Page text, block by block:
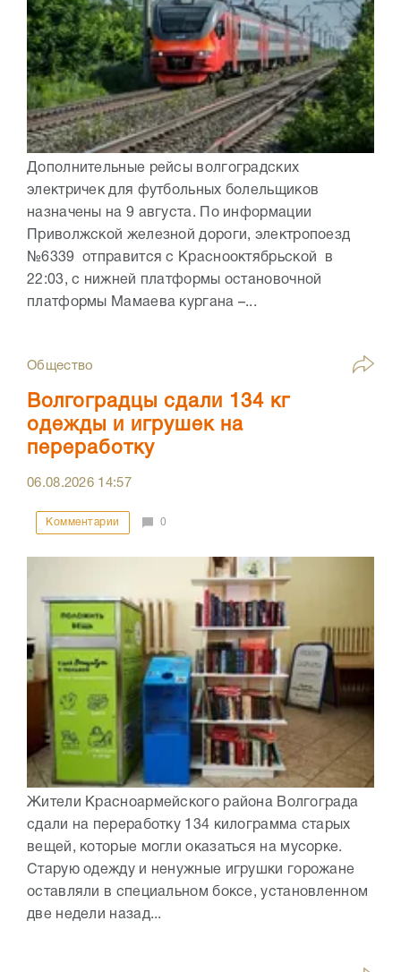
Дополнительные рейсы волгоградских
электричек для футбольных болельщиков
назначены на 9 августа. По информации
Приволжской железной дороги, электропоезд
№6339 отправится с Краснооктябрьской в
22:03, с нижней платформы остановочной
платформы Мамаева кургана –...
Общество
Волгоградцы сдали 134 кг
одежды и игрушек на
переработку
06.08.2026 14:57
Комментарии 0
Жители Красноармейского района Волгограда
сдали на переработку 134 килограмма старых
вещей, которые могли оказаться на мусорке.
Старую одежду и ненужные игрушки горожане
оставляли в специальном боксе, установленном
две недели назад...